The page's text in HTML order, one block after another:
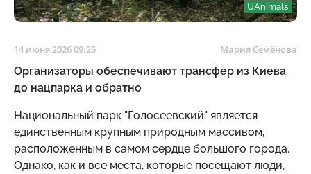
UAnimals
14 июня 2026 09:25 Мария Семёнова
Организаторы обеспечивают трансфер из Киева
до нацпарка и обратно
Национальный парк "Голосеевский" является
единственным крупным природным массивом,
расположенным в самом сердце большого города.
Однако, как и все места, которые посещают люди,